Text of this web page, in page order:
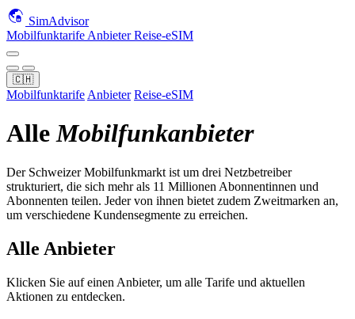
SimAdvisor
Mobilfunktarife AnbieterReise-eSIM
🇨🇭
Mobilfunktarife Anbieter Reise-eSIM
AlleMobilfunkanbieter
Der Schweizer Mobilfunkmarkt ist um drei Netzbetreiber
strukturiert, die sich mehr als 11 Millionen Abonnentinnen und
Abonnenten teilen. Jeder von ihnen bietet zudem Zweitmarken an,
um verschiedene Kundensegmente zu erreichen.
Alle Anbieter
Klicken Sie auf einen Anbieter, um alle Tarife und aktuellen
Aktionen zu entdecken.